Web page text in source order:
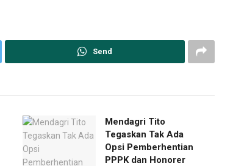
Send
Mendagri Tito
Tegaskan Tak Ada
Opsi Pemberhentian
PPPK dan Honorer